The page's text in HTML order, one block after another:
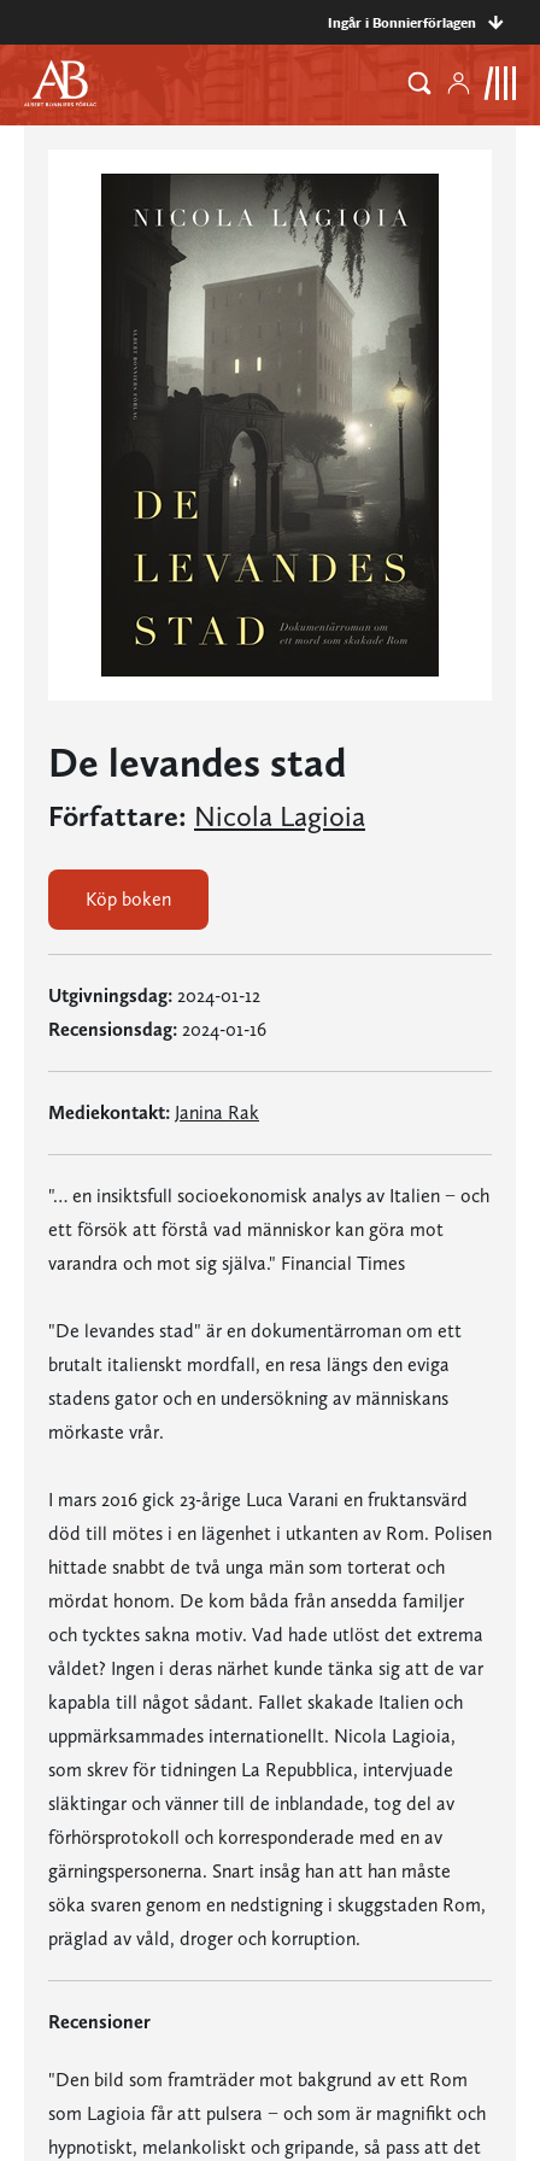
Ingår i Bonnierförlagen
De levandes stad
Författare: Nicola Lagioia
Köp boken
Utgivningsdag: 2024-01-12
Recensionsdag: 2024-01-16
Mediekontakt: Janina Rak
"… en insiktsfull socioekonomisk analys av Italien − och
ett försök att förstå vad människor kan göra mot
varandra och mot sig själva." Financial Times
"De levandes stad" är en dokumentärroman om ett
brutalt italienskt mordfall, en resa längs den eviga
stadens gator och en undersökning av människans
mörkaste vrår.
I mars 2016 gick 23-årige Luca Varani en fruktansvärd
död till mötes i en lägenhet i utkanten av Rom. Polisen
hittade snabbt de två unga män som torterat och
mördat honom. De kom båda från ansedda familjer
och tycktes sakna motiv. Vad hade utlöst det extrema
våldet? Ingen i deras närhet kunde tänka sig att de var
kapabla till något sådant. Fallet skakade Italien och
uppmärksammades internationellt. Nicola Lagioia,
som skrev för tidningen La Repubblica, intervjuade
släktingar och vänner till de inblandade, tog del av
förhörsprotokoll och korresponderade med en av
gärningspersonerna. Snart insåg han att han måste
söka svaren genom en nedstigning i skuggstaden Rom,
präglad av våld, droger och korruption.
Recensioner
"Den bild som framträder mot bakgrund av ett Rom
som Lagioia får att pulsera − och som är magnifikt och
hypnotiskt, melankoliskt och gripande, så pass att det